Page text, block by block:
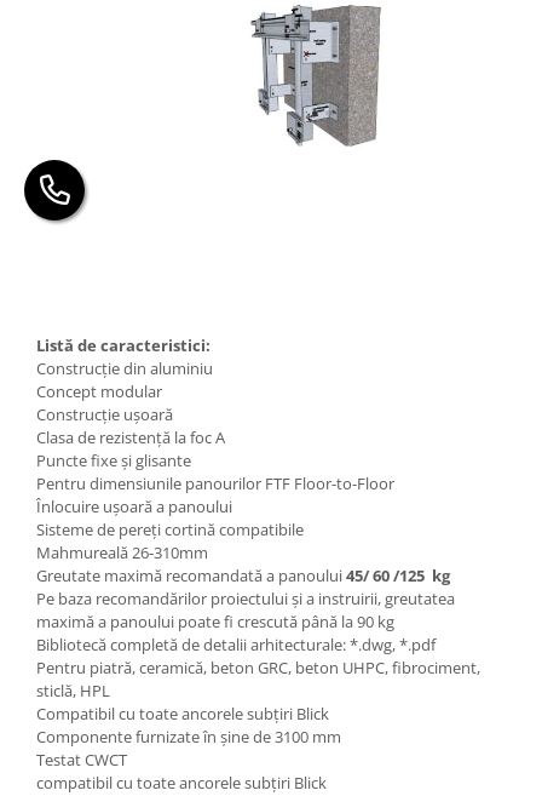
Listă de caracteristici:
Construcție din aluminiu
Concept modular
Construcție ușoară
Clasa de rezistență la foc A
Puncte fixe și glisante
Pentru dimensiunile panourilor FTF Floor-to-Floor
Înlocuire ușoară a panoului
Sisteme de pereți cortină compatibile
Mahmureală 26-310mm
Greutate maximă recomandată a panoului45/ 60 /125 kg
Pe baza recomandărilor proiectului și a instruirii, greutatea
maximă a panoului poate fi crescută până la 90 kg
Bibliotecă completă de detalii arhitecturale: *.dwg, *.pdf
Pentru piatră, ceramică, beton GRC, beton UHPC, fibrociment,
sticlă, HPL
Compatibil cu toate ancorele subțiri Blick
Componente furnizate în șine de 3100 mm
Testat CWCT
compatibil cu toate ancorele subțiri Blick